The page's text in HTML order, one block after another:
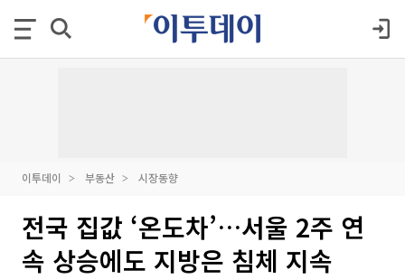
이투데이 부동산 시장동향
전국 집값 ‘온도차’…서울 2주 연
속 상승에도 지방은 침체 지속